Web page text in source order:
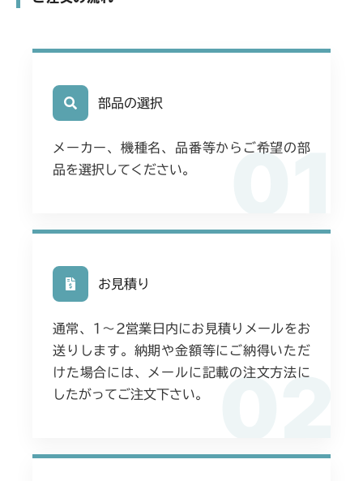
01
部品の選択
メーカー、機種名、品番等からご希望の部
品を選択してください。
02
お見積り
通常、1〜2営業日内にお見積りメールをお
送りします。納期や金額等にご納得いただ
けた場合には、メールに記載の注文方法に
したがってご注文下さい。